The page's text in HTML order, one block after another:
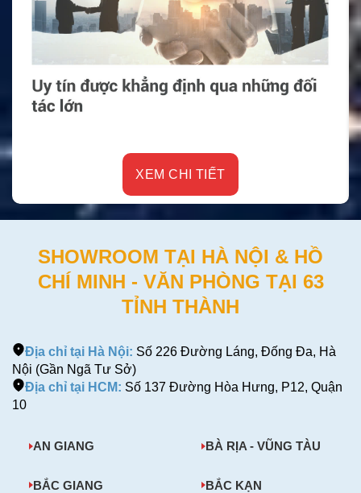
XEM CHI TIẾT
SHOWROOM TẠI HÀ NỘI & HỒ
CHÍ MINH - VĂN PHÒNG TẠI 63
TỈNH THÀNH
Địa chỉ tại Hà Nội: Số 226 Đường Láng, Đống Đa, Hà
Nội (Gần Ngã Tư Sở)
Địa chỉ tại HCM: Số 137 Đường Hòa Hưng, P12, Quận
10
AN GIANG BÀ RỊA - VŨNG TÀU
BẮC GIANG BẮC KẠN